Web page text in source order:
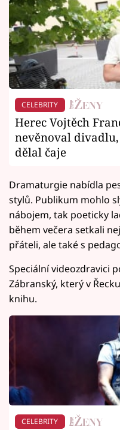
CELEBRITY
Herec Vojtěch
nevěnoval
dělal čaje
Dramaturgie nabídla
stylů. Publikum mohlo
nábojem, tak poeticky
během večera setkali
přáteli, ale také s
Speciální videozdravici
Zábranský, který v
knihu.
CELEBRITY